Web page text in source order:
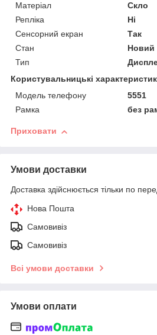
Матеріал
Скло
Репліка
Ні
Сенсорний екран
Так
Стан
Новий
Тип
Користувальницькі
Модель телефону
5551
Рамка
без
Приховати
Умови доставки
Доставка здійснюється тільки по
Нова Пошта
Самовивіз
Самовивіз
Всі умови доставки
Умови оплати